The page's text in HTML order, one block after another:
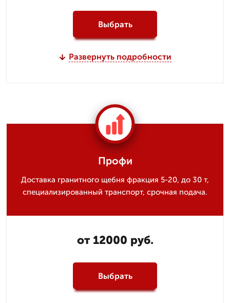
Выбрать
Развернуть подробности
Профи
Доставка гранитного щебня фракция 5-20, до 30 т,
специализированный транспорт, срочная подача.
от 12000 руб.
Выбрать